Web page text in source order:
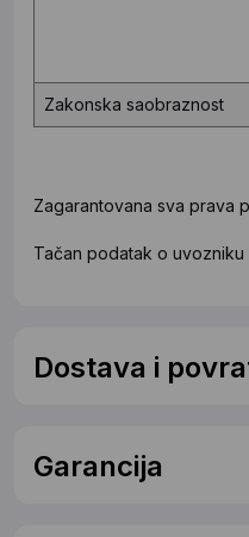
Zakonska saobraznost
Zagarantovana sva prava
Tačan podatak o
Dostava i
Garancija